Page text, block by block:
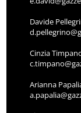
Davide
Cinzia
Arianna